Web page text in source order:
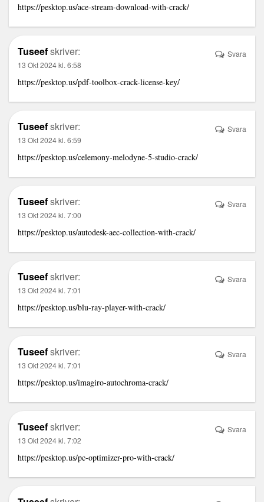
https://pesktop.us/ace-stream-download-with-crack/
Tuseefskriver:
13 Okt 2024 kl. 6:58
https://pesktop.us/pdf-toolbox-crack-license-key/
Svara
Tuseefskriver:
13 Okt 2024 kl. 6:59
https://pesktop.us/celemony-melodyne-5-studio-crack/
Svara
Tuseefskriver:
13 Okt 2024 kl. 7:00
https://pesktop.us/autodesk-aec-collection-with-crack/
Svara
Tuseefskriver:
13 Okt 2024 kl. 7:01
https://pesktop.us/blu-ray-player-with-crack/
Svara
Tuseefskriver:
13 Okt 2024 kl. 7:01
https://pesktop.us/imagiro-autochroma-crack/
Svara
Tuseefskriver:
13 Okt 2024 kl. 7:02
https://pesktop.us/pc-optimizer-pro-with-crack/
Svara